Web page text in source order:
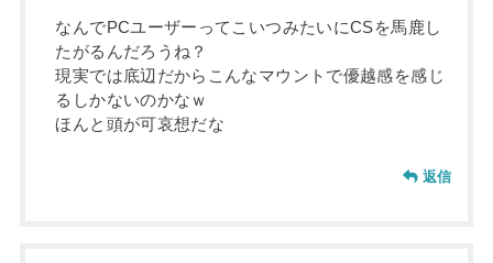
なんでPCユーザーってこいつみたいにCSを馬鹿し
たがるんだろうね？
現実では底辺だからこんなマウントで優越感を感じ
るしかないのかなｗ
ほんと頭が可哀想だな
返信